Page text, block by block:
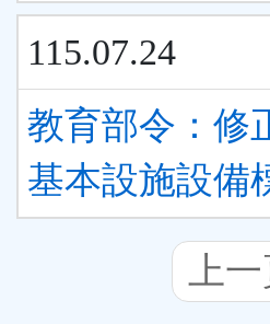
115.07.24
教育部令：修
基本設施設備
上